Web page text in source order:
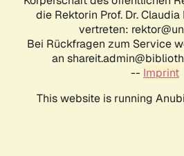
die Rektorin Prof. Dr.
vertreten:
Bei Rückfragen zum Service
an
-- Imprint
This website is running